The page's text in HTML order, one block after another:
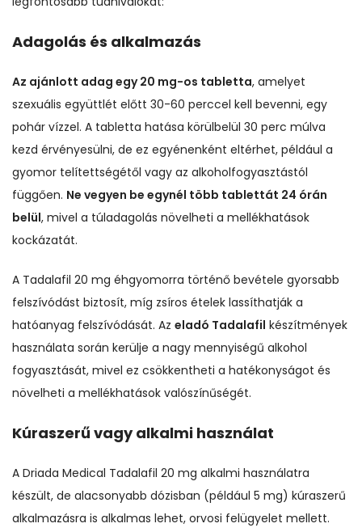
Adagolás és alkalmazás
Az ajánlott adag egy 20 mg-os tabletta, amelyet
szexuális együttlét előtt 30-60 perccel kell bevenni, egy
pohár vízzel. A tabletta hatása körülbelül 30 perc múlva
kezd érvényesülni, de ez egyénenként eltérhet, például a
gyomor telítettségétől vagy az alkoholfogyasztástól
függően. Ne vegyen be egynél több tablettát 24 órán
belül, mivel a túladagolás növelheti a mellékhatások
kockázatát.
A Tadalafil 20 mg éhgyomorra történő bevétele gyorsabb
felszívódást biztosít, míg zsíros ételek lassíthatják a
hatóanyag felszívódását. Az eladó Tadalafil készítmények
használata során kerülje a nagy mennyiségű alkohol
fogyasztását, mivel ez csökkentheti a hatékonyságot és
növelheti a mellékhatások valószínűségét.
Kúraszerű vagy alkalmi használat
A Driada Medical Tadalafil 20 mg alkalmi használatra
készült, de alacsonyabb dózisban (például 5 mg) kúraszerű
alkalmazásra is alkalmas lehet, orvosi felügyelet mellett.